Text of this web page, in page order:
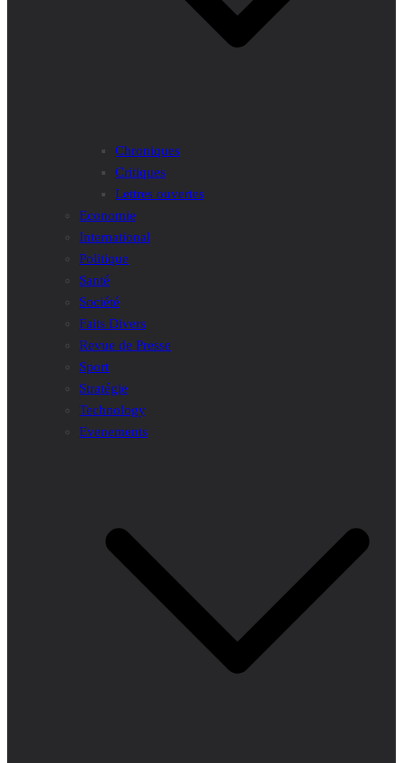
Chroniques
Critiques
Lettres ouvertes
Economie
International
Politique
Santé
Société
Faits Divers
Revue de Presse
Sport
Stratégie
Technology
Evenements